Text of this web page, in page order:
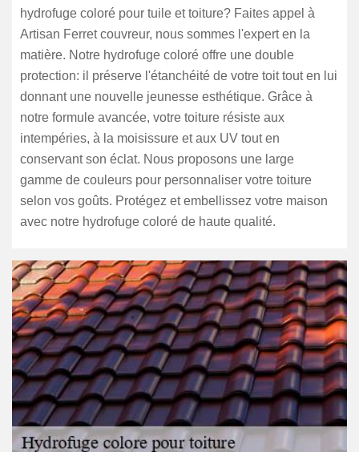
hydrofuge coloré pour tuile et toiture? Faites appel à
Artisan Ferret couvreur, nous sommes l'expert en la
matière. Notre hydrofuge coloré offre une double
protection: il préserve l'étanchéité de votre toit tout en lui
donnant une nouvelle jeunesse esthétique. Grâce à
notre formule avancée, votre toiture résiste aux
intempéries, à la moisissure et aux UV tout en
conservant son éclat. Nous proposons une large
gamme de couleurs pour personnaliser votre toiture
selon vos goûts. Protégez et embellissez votre maison
avec notre hydrofuge coloré de haute qualité.